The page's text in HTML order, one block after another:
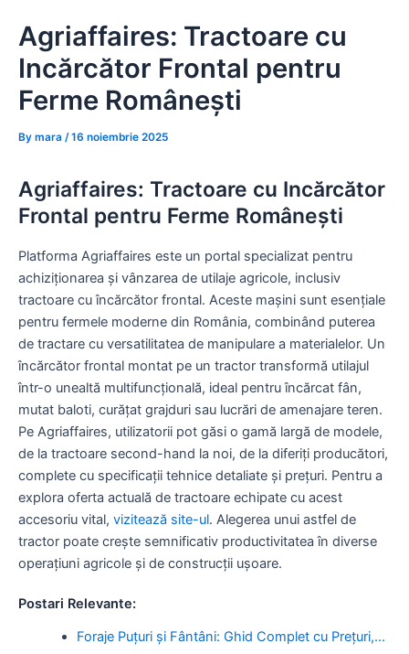
content
Agriaffaires: Tractoare cu
Incărcător Frontal pentru
Ferme Românești
By mara /16 noiembrie 2025
Agriaffaires: Tractoare cu Incărcător
Frontal pentru Ferme Românești
Platforma Agriaffaires este un portal specializat pentru
achiziționarea și vânzarea de utilaje agricole, inclusiv
tractoare cu încărcător frontal. Aceste mașini sunt esențiale
pentru fermele moderne din România, combinând puterea
de tractare cu versatilitatea de manipulare a materialelor. Un
încărcător frontal montat pe un tractor transformă utilajul
într-o unealtă multifuncțională, ideal pentru încărcat fân,
mutat baloti, curățat grajduri sau lucrări de amenajare teren.
Pe Agriaffaires, utilizatorii pot găsi o gamă largă de modele,
de la tractoare second-hand la noi, de la diferiți producători,
complete cu specificații tehnice detaliate și prețuri. Pentru a
explora oferta actuală de tractoare echipate cu acest
accesoriu vital, vizitează site-ul. Alegerea unui astfel de
tractor poate crește semnificativ productivitatea în diverse
operațiuni agricole și de construcții ușoare.
Postari Relevante:
Foraje Puțuri și Fântâni: Ghid Complet cu Prețuri,…